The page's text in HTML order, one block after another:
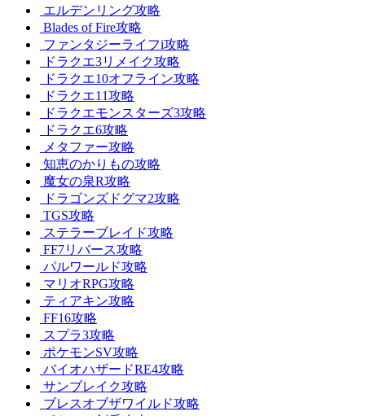
エルデンリング攻略
Blades of Fire攻略
ファンタジーライフi攻略
ドラクエ3リメイク攻略
ドラクエ10オフライン攻略
ドラクエ11攻略
ドラクエモンスターズ3攻略
ドラクエ6攻略
メタファー攻略
知恵のかりもの攻略
魔女の泉R攻略
ドラゴンズドグマ2攻略
TGS攻略
ステラーブレイド攻略
FF7リバース攻略
パルワールド攻略
マリオRPG攻略
ティアキン攻略
FF16攻略
スプラ3攻略
ポケモンSV攻略
バイオハザードRE4攻略
サンブレイク攻略
ブレスオブザワイルド攻略